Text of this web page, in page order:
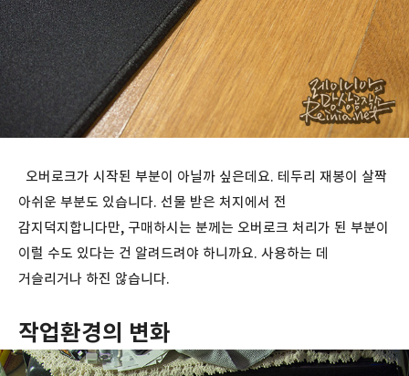
오버로크가 시작된 부분이 아닐까 싶은데요. 테두리 재봉이 살짝
아쉬운 부분도 있습니다. 선물 받은 처지에서 전
감지덕지합니다만, 구매하시는 분께는 오버로크 처리가 된 부분이
이럴 수도 있다는 건 알려드려야 하니까요. 사용하는 데
거슬리거나 하진 않습니다.
작업환경의 변화